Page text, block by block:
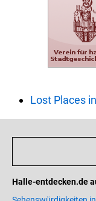
Lost Places
Halle-entdecken.de